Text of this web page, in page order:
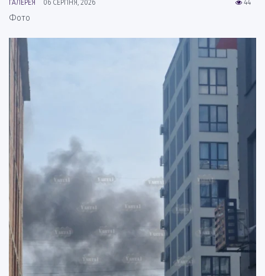
44
ГАЛЕРЕЯ 06 СЕРПНЯ, 2026
Фото